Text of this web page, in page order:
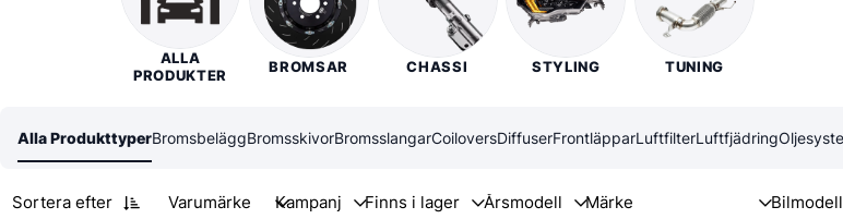
ALLA
PRODUKTER
BROMSAR CHASSI STYLING TUNING
Alla ProdukttyperBromsbeläggBromsskivorBromsslangarCoiloversDiffuserFrontläpparLuftfilterLuftfjädring
Sortera efter Varumärke